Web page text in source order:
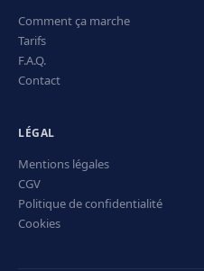
Comment ça marche
Tarifs
F.A.Q.
Contact
LÉGAL
Mentions légales
CGV
Politique de confidentialité
Cookies